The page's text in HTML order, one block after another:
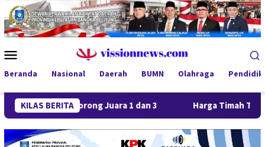
Loncat
ke
konten
Mobile
Beranda Nasional Daerah BUMN Olahraga
KILAS BERITA
Borong Juara 1 dan 3 Harga Timah Turun, Aktivitas